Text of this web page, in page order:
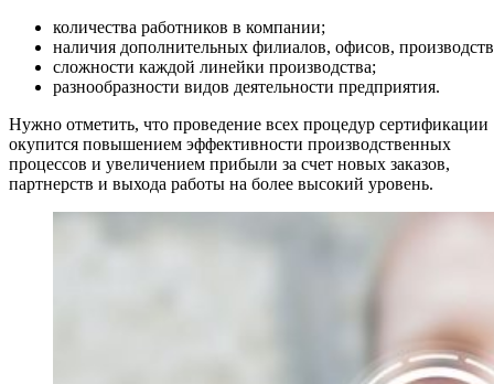
количества работников в компании;
наличия дополнительных филиалов, офисов,
сложности каждой линейки производства;
разнообразности видов деятельности предприятия.
Нужно отметить, что проведение всех процедур сертификации
окупится повышением эффективности производственных
процессов и увеличением прибыли за счет новых заказов,
партнерств и выхода работы на более высокий уровень.